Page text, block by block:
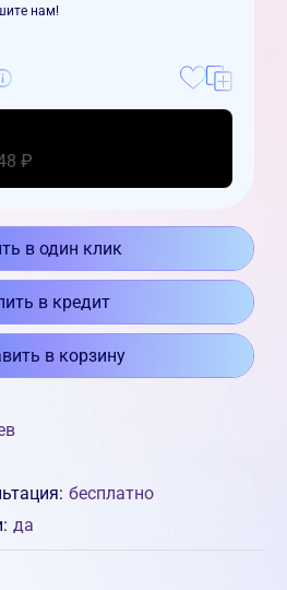
нам!
₽
в один клик
в кредит
в корзину
бесплатно
да